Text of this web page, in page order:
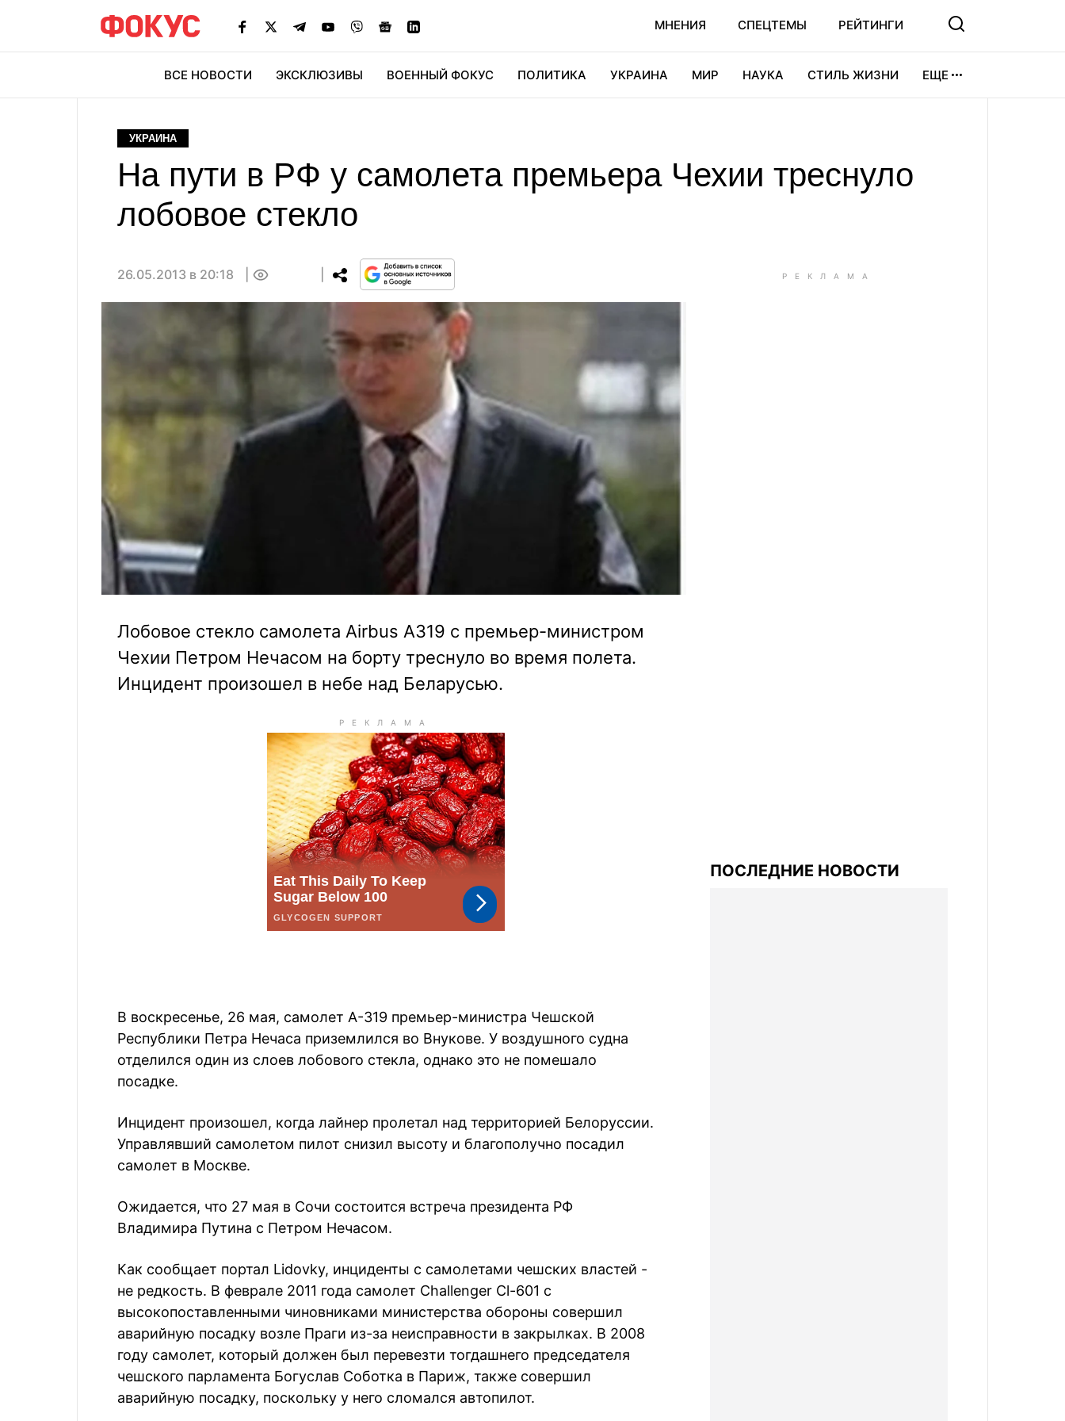
МНЕНИЯ СПЕЦТЕМЫ РЕЙТИНГИ
ВСЕ НОВОСТИ ЭКСКЛЮЗИВЫ ВОЕННЫЙ ФОКУС ПОЛИТИКА УКРАИНА МИР НАУКА СТИЛЬ ЖИЗНИ ЕЩЕ
УКРАИНА
На пути в РФ у самолета премьера Чехии треснуло
лобовое стекло
26.05.2013 в 20:18
Лобовое стекло самолета Airbus A319 с премьер-министром
Чехии Петром Нечасом на борту треснуло во время полета.
Инцидент произошел в небе над Беларусью.
В воскресенье, 26 мая, самолет А-319 премьер-министра Чешской
Республики Петра Нечаса приземлился во Внукове. У воздушного судна
отделился один из слоев лобового стекла, однако это не помешало
посадке.
Инцидент произошел, когда лайнер пролетал над территорией Белоруссии.
Управлявший самолетом пилот снизил высоту и благополучно посадил
самолет в Москве.
Ожидается, что 27 мая в Сочи состоится встреча президента РФ
Владимира Путина с Петром Нечасом.
Как сообщает портал Lidovky, инциденты с самолетами чешских властей -
не редкость. В феврале 2011 года самолет Challenger Cl-601 с
высокопоставленными чиновниками министерства обороны совершил
аварийную посадку возле Праги из-за неисправности в закрылках. В 2008
году самолет, который должен был перевезти тогдашнего председателя
чешского парламента Богуслав Соботка в Париж, также совершил
аварийную посадку, поскольку у него сломался автопилот.
ПОСЛЕДНИЕ НОВОСТИ